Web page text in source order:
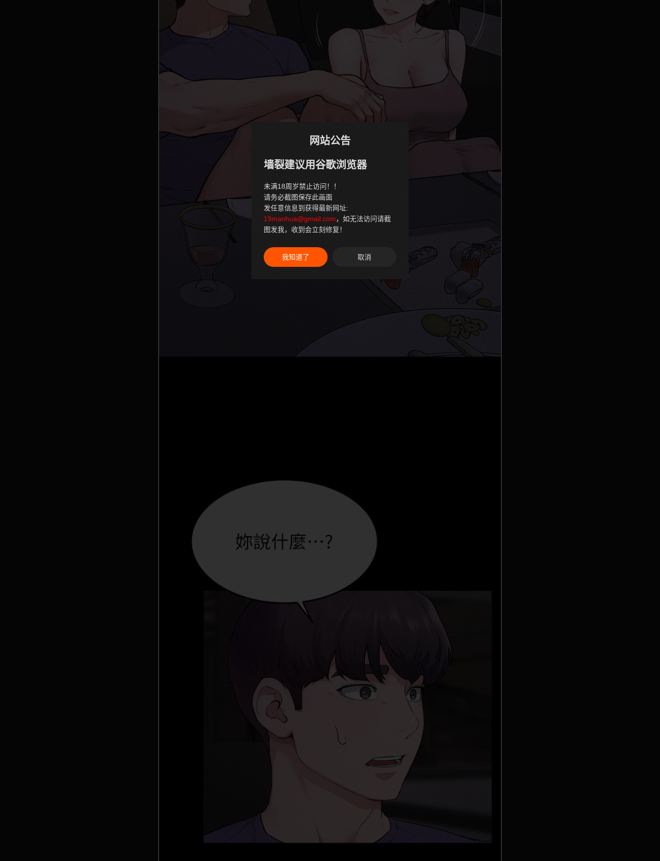
网站公告
墙裂建议用谷歌浏览器
未满18周岁禁止访问！！
请务必截图保存此画面
发任意信息到获得最新网址:
19manhua@gmail.com，如无法访问请截
图发我，收到会立刻修复！
我知道了 取消